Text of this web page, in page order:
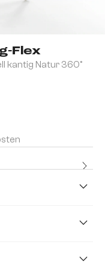
Flex
kantig Natur 360°